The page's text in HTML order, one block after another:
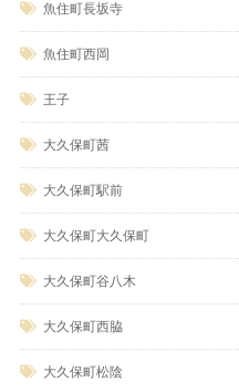
魚住町長坂寺
魚住町西岡
王子
大久保町茜
大久保町駅前
大久保町大久保町
大久保町谷八木
大久保町西脇
大久保町松陰